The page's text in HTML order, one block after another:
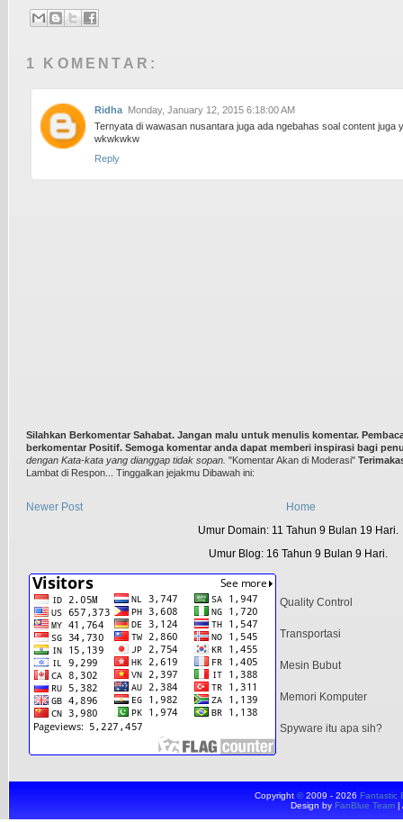
1 KOMENTAR:
Ridha Monday, January 12, 2015 6:18:00 AM
Ternyata di wawasan nusantara juga ada ngebahas soal content juga
wkwkwkw
Reply
Silahkan Berkomentar Sahabat. Jangan malu untuk menulis komentar.
berkomentar Positif. Semoga komentar anda dapat memberi inspirasi bagi
dengan Kata-kata yang dianggap tidak sopan. "Komentar Akan di Moderasi"
Lambat di Respon... Tinggalkan jejakmu Dibawah ini:
Newer Post
Home
Umur Domain: 11 Tahun 9 Bulan 19 Hari.
Umur Blog: 16 Tahun 9 Bulan 9 Hari.
Quality Control
Transportasi
Mesin Bubut
Memori Komputer
Spyware itu apa sih?
Copyright©2009 - 2026Fantastic
Design byFanBlue Team|